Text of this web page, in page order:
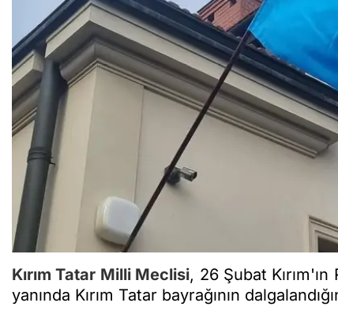
Kırım Tatar Milli Meclisi, 26 Şubat
yanında Kırım Tatar bayrağının